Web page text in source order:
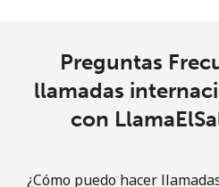
Australia
Línea fija ⁦2.8¢⁩
Celular ⁦3.9¢⁩
Preguntas
llamadas
con
¿Cómo puedo hacer